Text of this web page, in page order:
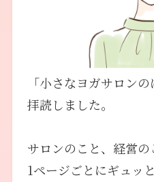
「小さなヨガサロンの
拝読しました。
サロンのこと、経営の
1ページごとにギュッ